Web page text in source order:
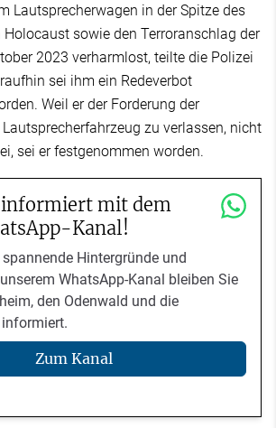
Lautsprecherwagen in der Spitze des
sowie den Terroranschlag der
2023 verharmlost, teilte die Polizei
sei ihm ein Redeverbot
Weil er der Forderung der
zu verlassen, nicht
sei er festgenommen worden.
mit dem
Kanal!
Hintergründe und
WhatsApp-Kanal bleiben Sie
den Odenwald und die
Zum Kanal